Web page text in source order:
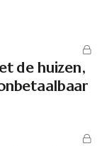
de huizen,